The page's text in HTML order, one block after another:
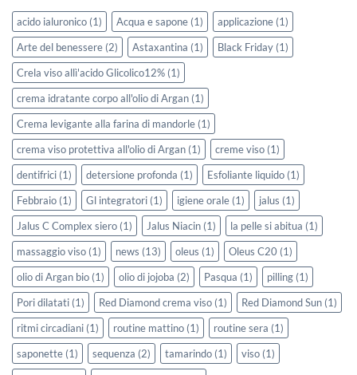
acido ialuronico (1) Acqua e sapone (1) applicazione (1)
Arte del benessere (2) Astaxantina (1) Black Friday (1)
Crela viso allì'acido Glicolico12% (1)
crema idratante corpo all'olio di Argan (1)
Crema levigante alla farina di mandorle (1)
crema viso protettiva all'olio di Argan (1) creme viso (1)
dentifrici (1) detersione profonda (1) Esfoliante liquido (1)
Febbraio (1) Gl integratori (1) igiene orale (1) jalus (1)
Jalus C Complex siero (1) Jalus Niacin (1) la pelle si abitua (1)
massaggio viso (1) news (13) oleus (1) Oleus C20 (1)
olio di Argan bio (1) olio di jojoba (2) Pasqua (1) pilling (1)
Pori dilatati (1) Red Diamond crema viso (1) Red Diamond Sun (1)
ritmi circadiani (1) routine mattino (1) routine sera (1)
saponette (1) sequenza (2) tamarindo (1) viso (1)